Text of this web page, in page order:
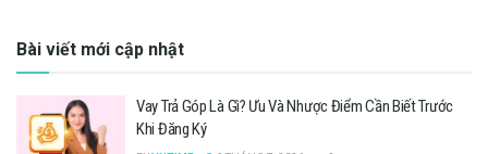
Bài viết mới cập nhật
Vay Trả Góp Là Gì? Ưu Và Nhược Điểm Cần Biết Trước
Khi Đăng Ký